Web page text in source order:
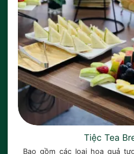
Tiệc Tea
Bao gồm các loại hoa quả